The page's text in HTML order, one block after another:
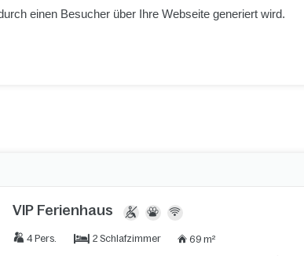
einen Besucher über Ihre Webseite generiert wird.
VIP Ferienhaus
4 Pers. 2 Schlafzimmer 69 m²